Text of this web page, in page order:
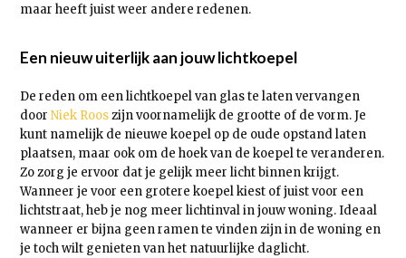
maar heeft juist weer andere redenen.
Een nieuw uiterlijk aan jouw lichtkoepel
De reden om een lichtkoepel van glas te laten vervangen
doorNiek Rooszijn voornamelijk de grootte of de vorm. Je
kunt namelijk de nieuwe koepel op de oude opstand laten
plaatsen, maar ook om de hoek van de koepel te veranderen.
Zo zorg je ervoor dat je gelijk meer licht binnen krijgt.
Wanneer je voor een grotere koepel kiest of juist voor een
lichtstraat, heb je nog meer lichtinval in jouw woning. Ideaal
wanneer er bijna geen ramen te vinden zijn in de woning en
je toch wilt genieten van het natuurlijke daglicht.